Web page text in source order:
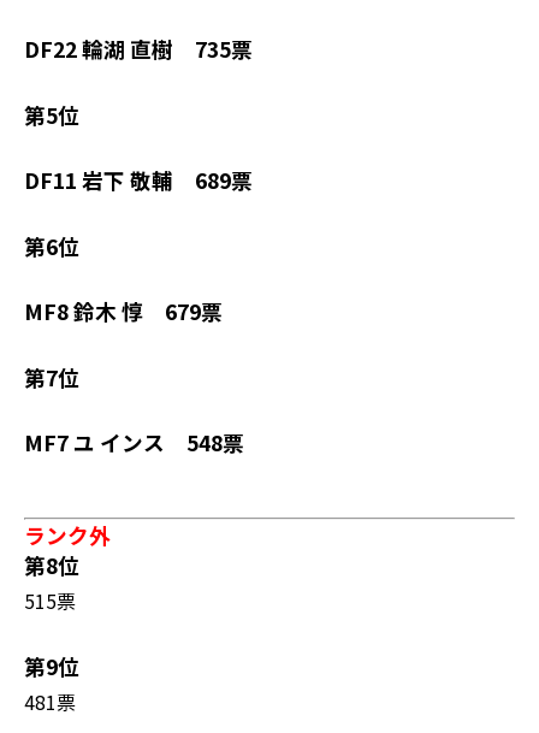
DF22 輪湖 直樹 735票
第5位
DF11 岩下 敬輔 689票
第6位
MF8 鈴木 惇 679票
第7位
MF7 ユ インス 548票
ランク外
第8位
515票
第9位
481票